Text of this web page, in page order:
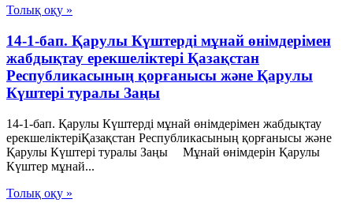
Толық оқу »
14-1-бап. Қарулы Күштерді мұнай өнімдерімен
жабдықтау ерекшеліктері Қазақстан
Республикасының қорғанысы және Қарулы
Күштері туралы Заңы
14-1-бап. Қарулы Күштерді мұнай өнімдерімен жабдықтау
ерекшеліктеріҚазақстан Республикасының қорғанысы және
Қарулы Күштері туралы Заңы Мұнай өнімдерін Қарулы
Күштер мұнай...
Толық оқу »